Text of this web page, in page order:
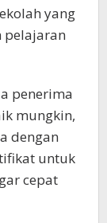
yang
pelajaran
penerima
mungkin,
dengan
untuk
cepat